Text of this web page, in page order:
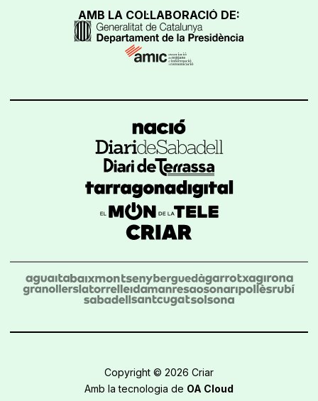
AMB LA COL·LABORACIÓ DE:
Copyright © 2026 Criar
Amb la tecnologia de OA Cloud